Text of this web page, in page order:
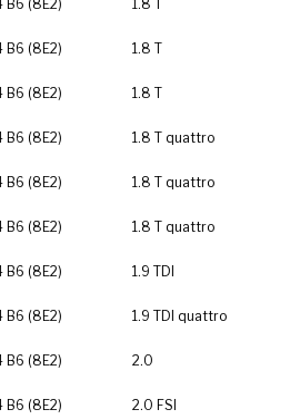
B6 (8E2) 1.8 T
B6 (8E2) 1.8 T
B6 (8E2) 1.8 T
B6 (8E2) 1.8 T quattro
B6 (8E2) 1.8 T quattro
B6 (8E2) 1.8 T quattro
B6 (8E2) 1.9 TDI
B6 (8E2) 1.9 TDI quattro
B6 (8E2) 2.0
B6 (8E2) 2.0 FSI